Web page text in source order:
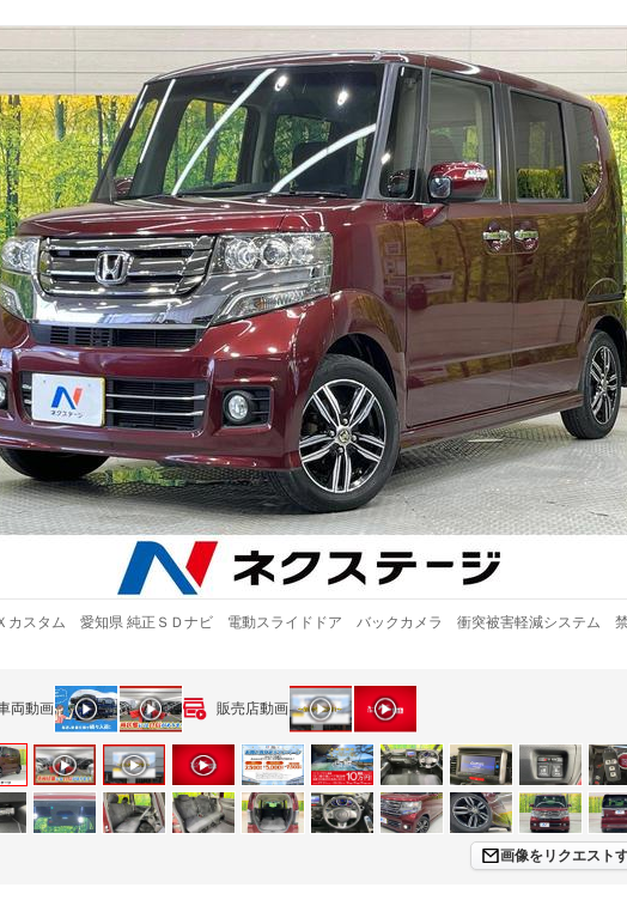
カスタム 愛知県 純正ＳＤナビ 電動スライドドア バックカメラ 衝突被害軽減システム
両動画 販売店動画
画像をリクエスト